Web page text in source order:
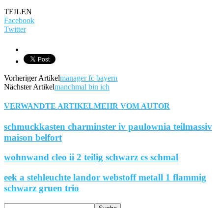
TEILEN
Facebook
Twitter
Vorheriger Artikelmanager fc bayern
Nächster Artikelmanchmal bin ich
VERWANDTE ARTIKELMEHR VOM AUTOR
schmuckkasten charminster iv paulownia teilmassiv
maison belfort
wohnwand cleo ii 2 teilig schwarz cs schmal
eek a stehleuchte landor webstoff metall 1 flammig
schwarz gruen trio